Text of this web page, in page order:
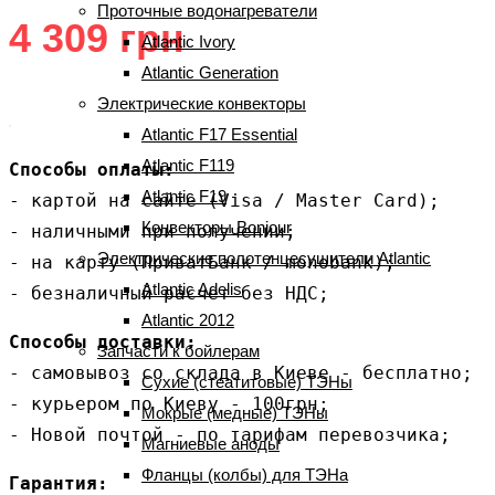
Проточные водонагреватели
Atlantic Ivory
Atlantic Generation
Электрические конвекторы
Atlantic F17 Essential
Atlantic F119
Atlantic F19
Конвекторы Bonjour
Электрические полотенцесушители Atlantic
Atlantic Adelis
Atlantic 2012
Запчасти к бойлерам
Сухие (стеатитовые) ТЭНы
Мокрые (медные) ТЭНы
Магниевые аноды
Фланцы (колбы) для ТЭНа
4 309 грн
Способы оплаты:
- картой на сайте (Visa / Master Card);
- наличными при получении;
- на карту (ПриватБанк / monobank);
- безналичный расчет без НДС;
Способы доставки:
- самовывоз со склада в Киеве - бесплатно;
- курьером по Киеву - 100грн;
- Новой почтой - по тарифам перевозчика;
Гарантия: